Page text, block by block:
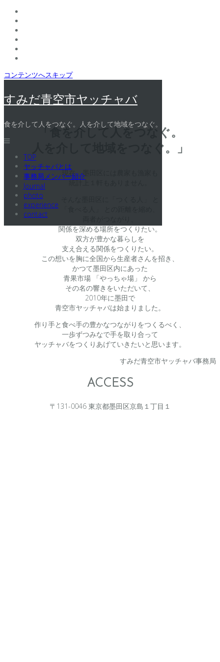
コンテンツへスキップ
すみだ青空市ヤッチャバ
食を介して人をつなぐ。人を介して地域をつなぐ。
TOP
ヤッチャバとは
事務局メンバー紹介
Journal
photo
experience
contact
「食を介して人をつなぐ。
人を介して地域をつなぐ。」
現在、墨田区には農家も漁家も
統計上１軒もありません。
関係を深める場所をつくりたい。
双方が豊かな暮らしを
支え合える関係をつくりたい。
この想いを胸に全国から生産者さんを招き、
かつて墨田区内にあった
青果市場 「やっちゃ場」 から
その名の響きをいただいて、
2010年に墨田で
青空市ヤッチャバは始まりました。
作り手と食べ手の豊かなつながりをつくるべく、
一歩ずつみなで手を取り合って
ヤッチャバをつくりあげていきたいと思います。
すみだ青空市ヤッチャバ事務局
ACCESS
〒131-0046 東京都墨田区京島１丁目１